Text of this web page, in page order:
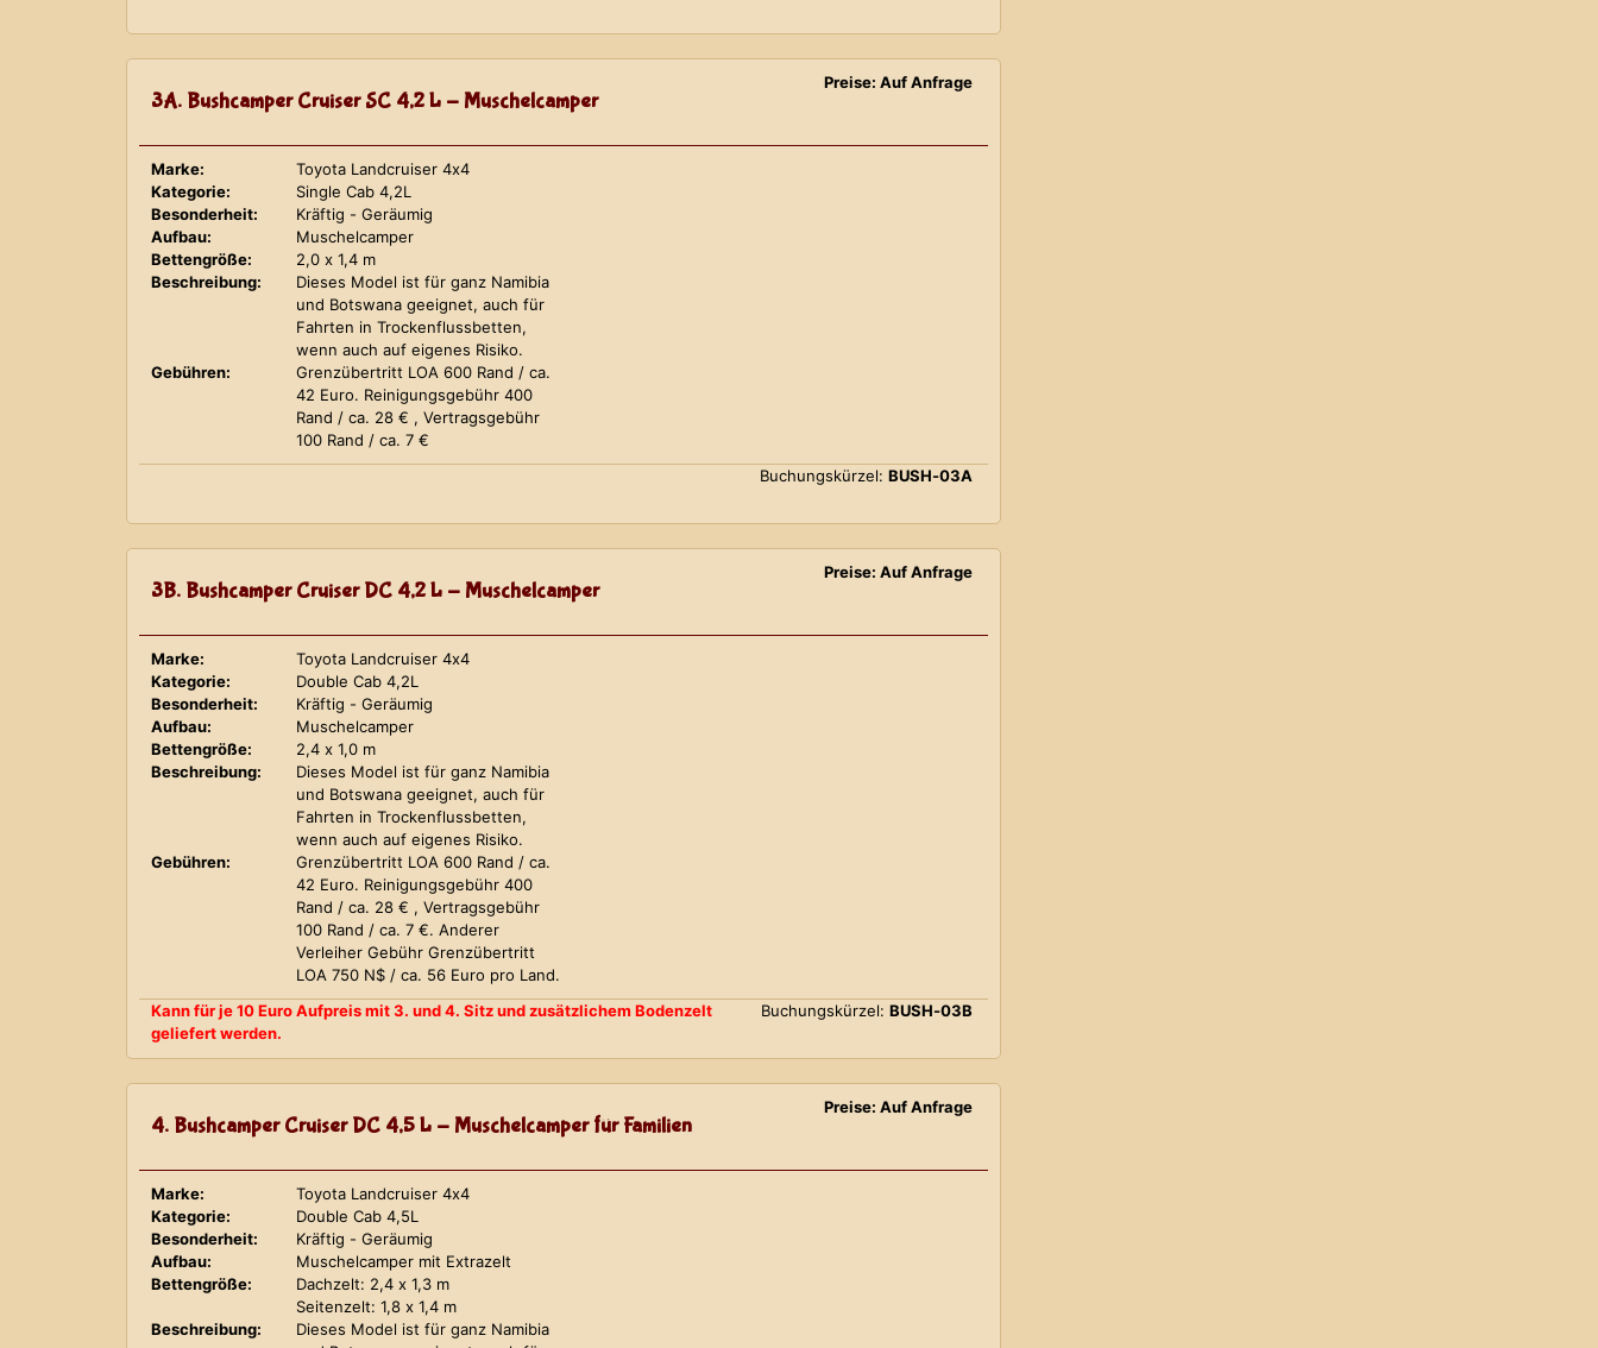
3A. Bushcamper Cruiser SC 4,2 L - Muschelcamper
Preise: Auf Anfrage
Marke:
Toyota Landcruiser 4x4
Kategorie:
Single Cab 4,2L
Besonderheit:
Kräftig - Geräumig
Aufbau:
Muschelcamper
Bettengröße:
2,0 x 1,4 m
Beschreibung:
Dieses Model ist für ganz Namibia
und Botswana geeignet, auch für
Fahrten in Trockenflussbetten,
wenn auch auf eigenes Risiko.
Gebühren:
Grenzübertritt LOA 600 Rand / ca.
42 Euro. Reinigungsgebühr 400
Rand / ca. 28 € , Vertragsgebühr
100 Rand / ca. 7 €
Buchungskürzel: BUSH-03A
3B. Bushcamper Cruiser DC 4,2 L - Muschelcamper
Preise: Auf Anfrage
Marke:
Toyota Landcruiser 4x4
Kategorie:
Double Cab 4,2L
Besonderheit:
Kräftig - Geräumig
Aufbau:
Muschelcamper
Bettengröße:
2,4 x 1,0 m
Beschreibung:
Dieses Model ist für ganz Namibia
und Botswana geeignet, auch für
Fahrten in Trockenflussbetten,
wenn auch auf eigenes Risiko.
Gebühren:
Grenzübertritt LOA 600 Rand / ca.
42 Euro. Reinigungsgebühr 400
Rand / ca. 28 € , Vertragsgebühr
100 Rand / ca. 7 €. Anderer
Verleiher Gebühr Grenzübertritt
LOA 750 N$ / ca. 56 Euro pro Land.
Kann für je 10 Euro Aufpreis mit 3. und 4. Sitz und zusätzlichem Bodenzelt
geliefert werden.
Buchungskürzel: BUSH-03B
4. Bushcamper Cruiser DC 4,5 L - Muschelcamper für Familien
Preise: Auf Anfrage
Marke:
Toyota Landcruiser 4x4
Kategorie:
Double Cab 4,5L
Besonderheit:
Kräftig - Geräumig
Aufbau:
Muschelcamper mit Extrazelt
Bettengröße:
Dachzelt: 2,4 x 1,3 m
Seitenzelt: 1,8 x 1,4 m
Beschreibung:
Dieses Model ist für ganz Namibia